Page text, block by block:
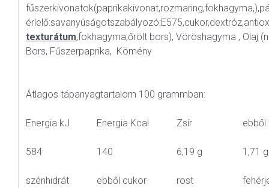
texturátum,fokhagyma,őrölt bors), Vöröshagyma , Olaj
Bors, Fűszerpaprika, Kömény
Átlagos tápanyagtartalom 100 grammban:
Energia kJ Energia Kcal Zsír ebből
584 140 6,19 g 1,71 g
szénhidrát ebből cukor rost